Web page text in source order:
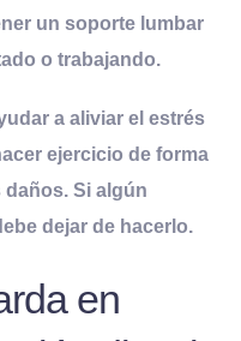
un soporte lumbar
o trabajando.
a aliviar el estrés
ejercicio de forma
Si algún
dejar de hacerlo.
en